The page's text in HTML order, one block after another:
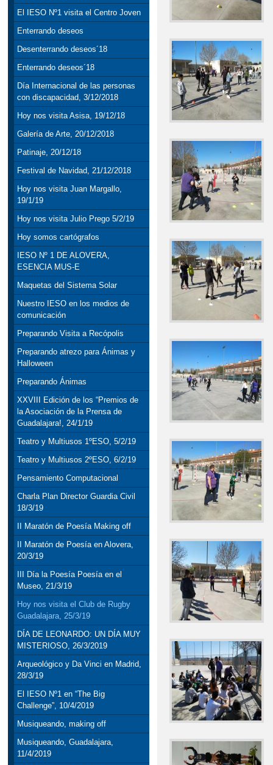
El IESO Nº1 visita el Centro Joven
Enterrando deseos
Desenterrando deseos´18
Enterrando deseos´18
Día Internacional de las personas
con discapacidad, 3/12/2018
Hoy nos visita Asisa, 19/12/18
Galería de Arte, 20/12/2018
Patinaje, 20/12/18
Festival de Navidad, 21/12/2018
Hoy nos visita Juan Margallo,
19/1/19
Hoy nos visita Julio Prego 5/2/19
Hoy somos cartógrafos
IESO Nº 1 DE ALOVERA,
ESENCIA MUS-E
Maquetas del Sistema Solar
Nuestro IESO en los medios de
comunicación
Preparando Visita a Recópolis
Preparando atrezo para Ánimas y
Halloween
Preparando Ánimas
XXVIII Edición de los “Premios de
la Asociación de la Prensa de
Guadalajara!, 24/1/19
Teatro y Multiusos 1ºESO, 5/2/19
Teatro y Multiusos 2ºESO, 6/2/19
Pensamiento Computacional
Charla Plan Director Guardia Civil
18/3/19
II Maratón de Poesía Making off
II Maratón de Poesía en Alovera,
20/3/19
III Día la Poesía Poesía en el
Museo, 21/3/19
Hoy nos visita el Club de Rugby
Guadalajara, 25/3/19
DÍA DE LEONARDO: UN DÍA MUY
MISTERIOSO, 26/3/2019
Arqueológico y Da Vinci en Madrid,
28/3/19
El IESO Nº1 en “The Big
Challenge”, 10/4/2019
Musiqueando, making off
Musiqueando, Guadalajara,
11/4/2019